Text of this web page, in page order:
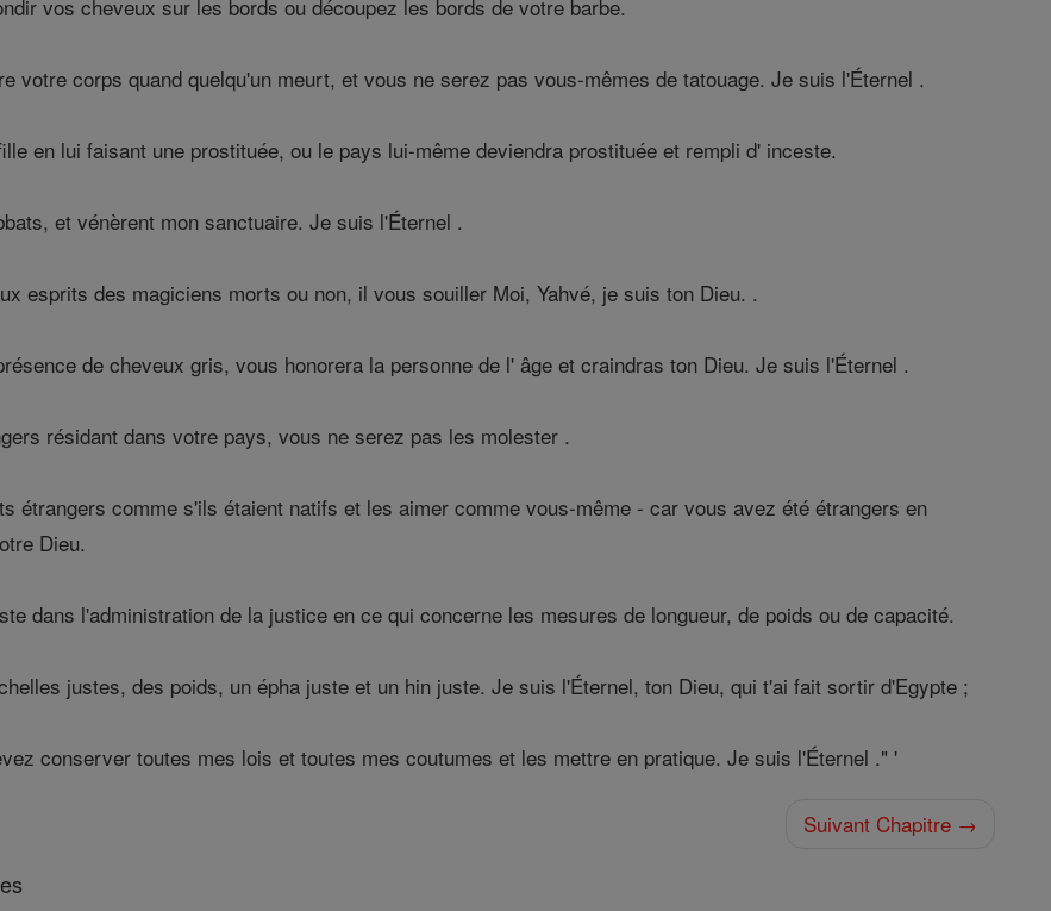
vos cheveux sur les bords ou découpez les bords de votre barbe.
votre corps quand quelqu'un meurt, et vous ne serez pas vous-mêmes de tatouage. Je suis l'Éternel .
en lui faisant une prostituée, ou le pays lui-même deviendra prostituée et rempli d' inceste.
et vénèrent mon sanctuaire. Je suis l'Éternel .
esprits des magiciens morts ou non, il vous souiller Moi, Yahvé, je suis ton Dieu. .
de cheveux gris, vous honorera la personne de l' âge et craindras ton Dieu. Je suis l'Éternel .
résidant dans votre pays, vous ne serez pas les molester .
étrangers comme s'ils étaient natifs et les aimer comme vous-même - car vous avez été étrangers en
Dieu.
dans l'administration de la justice en ce qui concerne les mesures de longueur, de poids ou de capacité.
justes, des poids, un épha juste et un hin juste. Je suis l'Éternel, ton Dieu, qui t'ai fait sortir d'Egypte ;
conserver toutes mes lois et toutes mes coutumes et les mettre en pratique. Je suis l'Éternel ." '
Suivant Chapitre →